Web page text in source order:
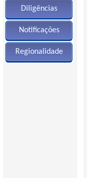
Diligências
Notificações
Regionalidade